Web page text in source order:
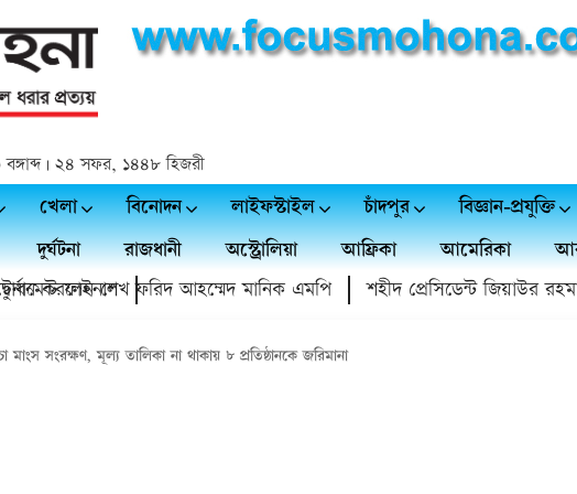
| ২৪ সফর, ১৪৪৮ হিজরী
খেলা বিনোদন লাইফস্টাইল চাঁদপুর বিজ্ঞান-প্রযুক্তি
দুর্ঘটনা রাজধানী অস্ট্রোলিয়া আফ্রিকা আমেরিকা
শেখ ফরিদ আহম্মেদ মানিক এমপি শহীদ প্রেসিডেন্ট জিয়াউর রহমান
ফাইনাল
মাংস সংরক্ষণ, মূল্য তালিকা না থাকায় ৮ প্রতিষ্ঠানকে জরিমানা